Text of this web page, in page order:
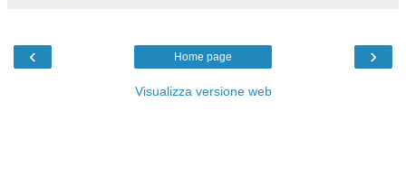
‹ ›
Home page
Visualizza versione web